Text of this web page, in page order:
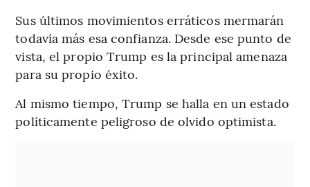
Sus últimos movimientos erráticos mermarán
todavía más esa confianza. Desde ese punto de
vista, el propio Trump es la principal amenaza
para su propio éxito.
Al mismo tiempo, Trump se halla en un estado
políticamente peligroso de olvido optimista.